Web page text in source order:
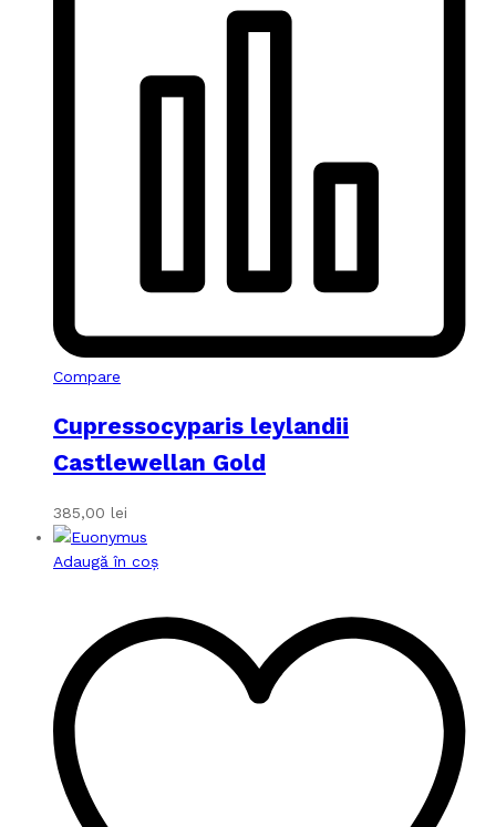
Compare
Cupressocyparis leylandii
Castlewellan Gold
385,00 lei
Adaugă în coș